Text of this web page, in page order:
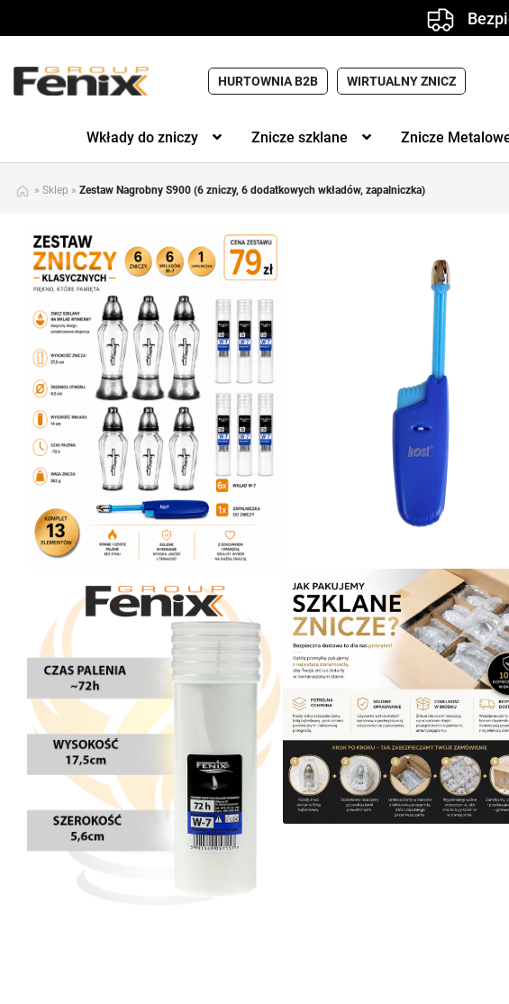
HURTOWNIA B2B WIRTUALNY ZNICZ
Wkłady do zniczy Znicze szklane Znicze
» Sklep » Zestaw Nagrobny S900 (6 zniczy, 6 dodatkowych wkładów, zapalniczka)